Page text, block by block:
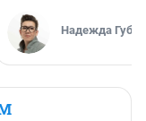
Надежда